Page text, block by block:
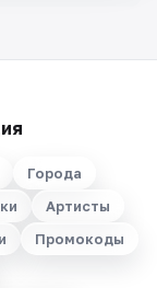
Города
Артисты
Промокоды